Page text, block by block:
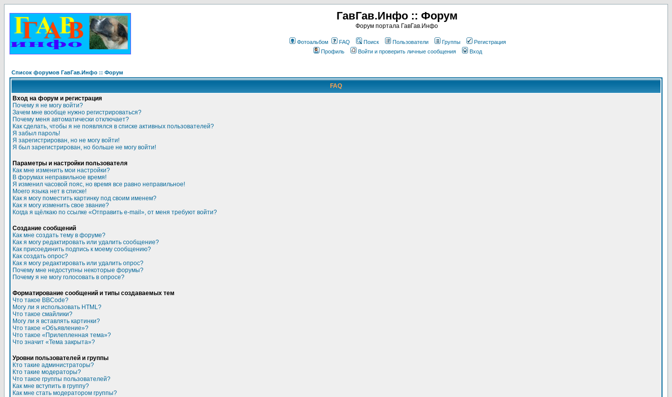
ГавГав.Инфо :: Форум
Форум портала ГавГав.Инфо
Фотоальбом FAQ Поиск Пользователи Группы
Регистрация
Профиль
Войти и проверить личные сообщения Вход
Список форумов ГавГав.Инфо :: Форум
FAQ
Вход на форум и регистрация
Почему я не могу войти?
Зачем мне вообще нужно регистрироваться?
Почему меня автоматически отключает?
Как сделать, чтобы я не появлялся в списке активных пользователей?
Я забыл пароль!
Я зарегистрирован, но не могу войти!
Я был зарегистрирован, но больше не могу войти!
Параметры и настройки пользователя
Как мне изменить мои настройки?
В форумах неправильное время!
Я изменил часовой пояс, но время все равно неправильное!
Моего языка нет в списке!
Как я могу поместить картинку под своим именем?
Как я могу изменить свое звание?
Когда я щёлкаю по ссылке «Отправить e-mail», от меня требуют войти?
Создание сообщений
Как мне создать тему в форуме?
Как я могу редактировать или удалить сообщение?
Как присоединить подпись к моему сообщению?
Как создать опрос?
Как я могу редактировать или удалить опрос?
Почему мне недоступны некоторые форумы?
Почему я не могу голосовать в опросе?
Форматирование сообщений и типы создаваемых тем
Что такое BBCode?
Могу ли я использовать HTML?
Что такое смайлики?
Могу ли я вставлять картинки?
Что такое «Объявление»?
Что такое «Прилепленная тема»?
Что значит «Тема закрыта»?
Уровни пользователей и группы
Кто такие администраторы?
Кто такие модераторы?
Что такое группы пользователей?
Как мне вступить в группу?
Как мне стать модератором группы?